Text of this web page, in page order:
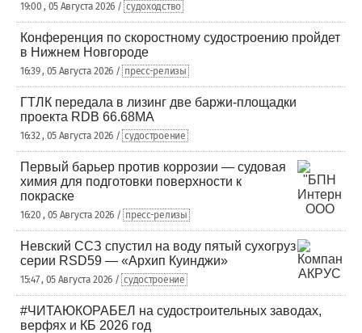
19:00 , 05 Августа 2026 / судоходство
Конференция по скоростному судостроению пройдет
в Нижнем Новгороде
16:39 , 05 Августа 2026 / пресс-релизы
ГТЛК передала в лизинг две баржи-площадки
проекта RDB 66.68МА
16:32 , 05 Августа 2026 / судостроение
Первый барьер против коррозии — судовая
химия для подготовки поверхности к
покраске
16:20 , 05 Августа 2026 / пресс-релизы
Невский ССЗ спустил на воду пятый сухогруз
серии RSD59 — «Архип Куинджи»
15:47 , 05 Августа 2026 / судостроение
#ЧИТАЮКОРАБЕЛ на судостроительных заводах,
верфях и КБ 2026 год